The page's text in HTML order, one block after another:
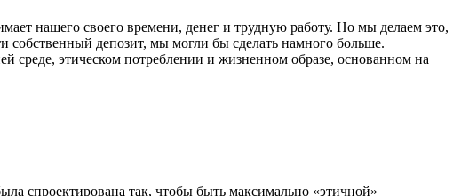
нашего своего времени, денег и трудную работу. Но мы делаем это,
депозит, мы могли бы сделать намного больше.
среде, этическом потреблении и жизненном образе, основанном на
спроектирована так, чтобы быть максимально «этичной»